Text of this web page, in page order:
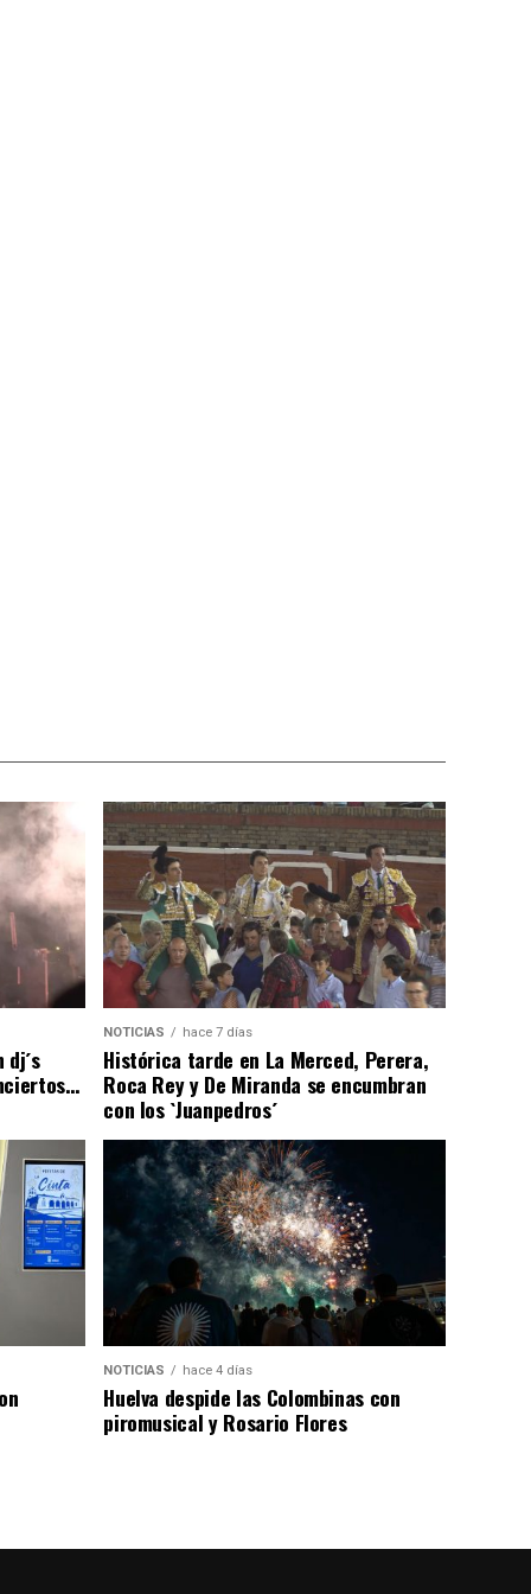
NOTICIAS hace 7 días
Histórica tarde en La Merced, Perera,
Roca Rey y De Miranda se encumbran
con los `Juanpedros´
NOTICIAS hace 4 días
Huelva despide las Colombinas con
piromusical y Rosario Flores